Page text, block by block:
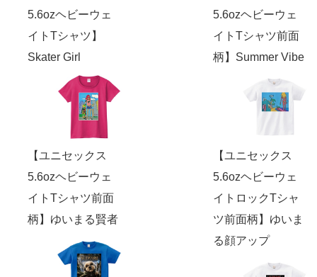
5.6ozヘビーウェ
イトTシャツ】
Skater Girl
5.6ozヘビーウェ
イトTシャツ前面
柄】Summer Vibe
【ユニセックス
5.6ozヘビーウェ
イトTシャツ前面
柄】ゆいまる賢者
【ユニセックス
5.6ozヘビーウェ
イトロックTシャ
ツ前面柄】ゆいま
る顔アップ